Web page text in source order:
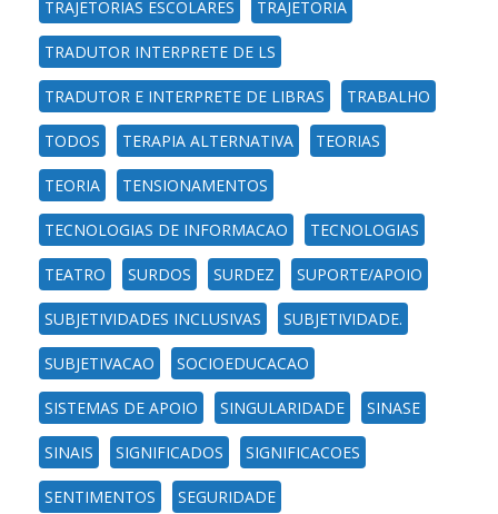
TRAJETORIAS ESCOLARES TRAJETORIA
TRADUTOR INTERPRETE DE LS
TRADUTOR E INTERPRETE DE LIBRAS TRABALHO
TODOS TERAPIA ALTERNATIVA TEORIAS
TEORIA TENSIONAMENTOS
TECNOLOGIAS DE INFORMACAO TECNOLOGIAS
TEATRO SURDOS SURDEZ SUPORTE/APOIO
SUBJETIVIDADES INCLUSIVAS SUBJETIVIDADE.
SUBJETIVACAO SOCIOEDUCACAO
SISTEMAS DE APOIO SINGULARIDADE SINASE
SINAIS SIGNIFICADOS SIGNIFICACOES
SENTIMENTOS SEGURIDADE